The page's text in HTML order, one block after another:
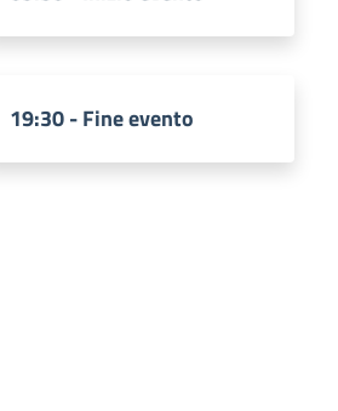
19:30 - Fine evento